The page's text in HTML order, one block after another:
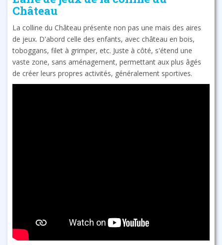
Château
La colline du Château présente non pas une mais des aires
de jeux. D'abord celle des enfants, avec château en bois,
toboggans, filet à grimper, etc. Juste à côté, s'étend une
vaste zone, sans aménagement, permettant aux plus âgés
de créer leurs propres activités, généralement sportives.